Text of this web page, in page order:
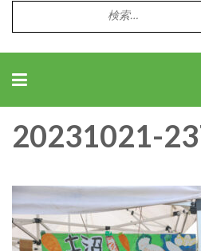
検
索:
20231021-